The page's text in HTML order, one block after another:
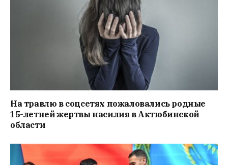
На травлю в соцсетях пожаловались родные
15-летней жертвы насилия в Актюбинской
области